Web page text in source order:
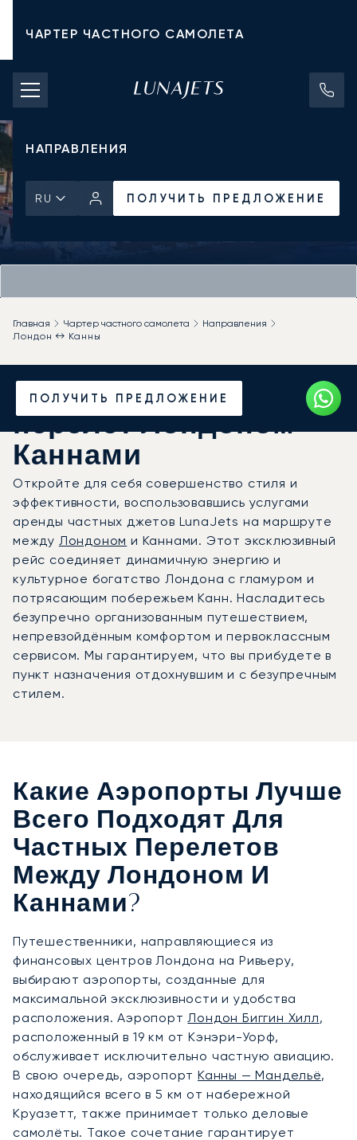
ЧАРТЕР ЧАСТНОГО САМОЛЕТА
СТОИМОСТЬ ЧАРТЕРА
ЧАСТНЫЕ САМОЛЕТЫ
НАПРАВЛЕНИЯ
RU ПОЛУЧИТЬ ПРЕДЛОЖЕНИЕ
ПОЛУЧИТЬ ПРЕДЛОЖЕНИЕ
Главная Чартер частного самолета
Направления
Лондон ↔ Канны
Закажите частный
перелёт Лондоном —
Каннами
Откройте для себя совершенство стиля и
эффективности, воспользовавшись услугами
аренды частных джетов LunaJets на маршруте
между Лондоном и Каннами. Этот эксклюзивный
рейс соединяет динамичную энергию и
культурное богатство Лондона с гламуром и
потрясающим побережьем Канн. Насладитесь
безупречно организованным путешествием,
непревзойдённым комфортом и первоклассным
сервисом. Мы гарантируем, что вы прибудете в
пункт назначения отдохнувшим и с безупречным
стилем.
Какие Аэропорты Лучше
Всего Подходят Для
Частных Перелетов
Между Лондоном И
Каннами?
Путешественники, направляющиеся из
финансовых центров Лондона на Ривьеру,
выбирают аэропорты, созданные для
максимальной эксклюзивности и удобства
расположения. Аэропорт Лондон Биггин Хилл,
расположенный в 19 км от Кэнэри-Уорф,
обслуживает исключительно частную авиацию.
В свою очередь, аэропортКанны — Мандельё,
находящийся всего в 5 км от набережной
Круазетт, также принимает только деловые
самолёты. Такое сочетание гарантирует